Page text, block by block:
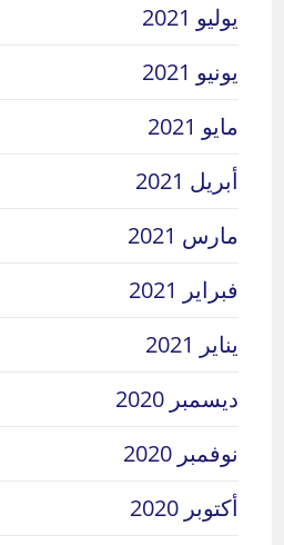
يوليو 2021
يونيو 2021
مايو 2021
أبريل 2021
مارس 2021
فبراير 2021
يناير 2021
ديسمبر 2020
نوفمبر 2020
أكتوبر 2020